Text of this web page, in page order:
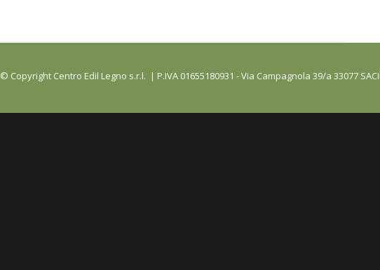
© Copyright Centro Edil Legno s.r.l. | P.IVA 01655180931 - Via Campagnola 39/a 33077